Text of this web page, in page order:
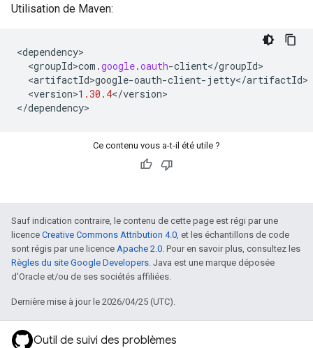
Utilisation de Maven:
<dependency
<groupId>com .google.oauth-client</groupId
<artifactId>google-oauth-client- jetty</artifactId
<version>1 .30.4</version>
</dependency>
Ce contenu vous a-t-il été utile ?
Sauf indication contraire, le contenu de cette page est régi par une
licence Creative Commons Attribution 4.0, et les échantillons de code
sont régis par une licence Apache 2.0. Pour en savoir plus, consultez les
Règles du site Google Developers. Java est une marque déposée
d'Oracle et/ou de ses sociétés affiliées.
Dernière mise à jour le 2026/04/25 (UTC).
Outil de suivi des problèmes